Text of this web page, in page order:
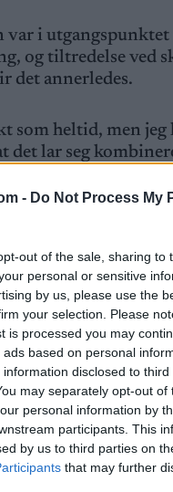
- Do Not Process My
out of the sale, sharing to
personal or sensitive
by us, please use the
your selection. Please
is processed you may
based on personal
information disclosed to
may separately opt-out of
personal information by
participants. This
by us to third parties on
that may further
var i utgangspunktet
og tiltredelse ved
det annerledes.
som heltid, men jeg
det lar seg
kan jeg. Å arrangere
må jeg lære. Og det
Tønseth.
i langrenn, og nå
det veldig fint å
gull